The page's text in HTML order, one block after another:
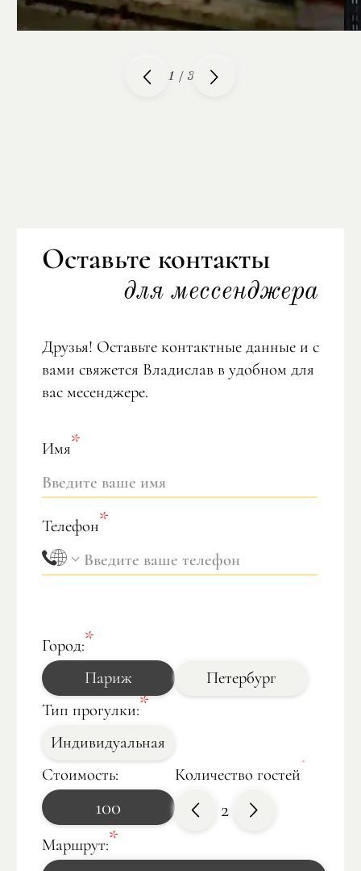
1 / 3
Оставьте контакты
для мессенджера
Друзья! Оставьте контактные данные и с
вами свяжется Владислав в удобном для
вас месенджере.
Имя
Телефон
Город:
Париж
Петербург
Тип прогулки:
Индивидуальная
Стоимость:
100
Количество гостей
2
Маршрут: